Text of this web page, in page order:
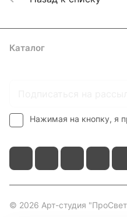
Каталог
Нажимая на кнопку, я
© 2026 Арт-студия